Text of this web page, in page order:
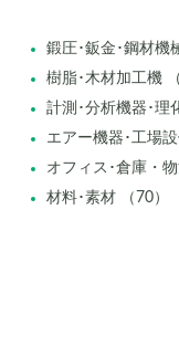
鍛圧･鈑金･鋼材機
樹脂･木材加工機 （
計測･分析機器･理
エアー機器･工場設
オフィス･倉庫・
材料･素材 （70）